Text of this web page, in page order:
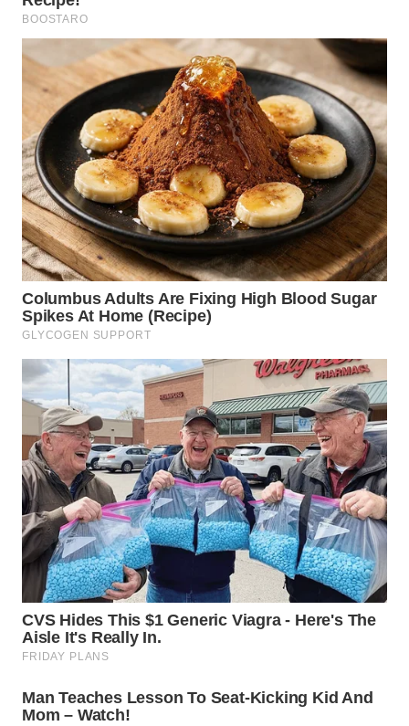
WN
TEBING
WN
PAKPAK
WN
KARAWANG
WN
BEKASI
WN
BOGOR
WN
DEPOK
WN
TAPANULI
UTARA
WN
SAMOSIR
WN
PADANG
LAWAS
SUMEDANG